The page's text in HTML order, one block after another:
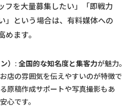
フを大量募集したい」「即戦力
」という場合は、有料媒体への
ます。
） : 全国的な知名度と集客力が魅力。
店の雰囲気を伝えやすいのが特徴で
原稿作成サポートや写真撮影もあ
心です。